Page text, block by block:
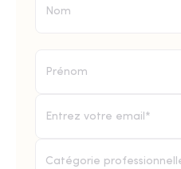
Catégorie